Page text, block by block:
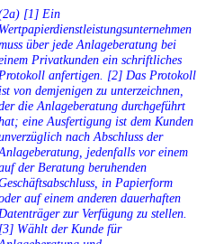
[1] Ein
über jede Anlageberatung bei
Privatkunden ein schriftliches
anfertigen. [2] Das Protokoll
von demjenigen zu unterzeichnen,
die Anlageberatung durchgeführt
eine Ausfertigung ist dem Kunden
nach Abschluss der
jedenfalls vor einem
der Beratung beruhenden
in Papierform
auf einem anderen dauerhaften
zur Verfügung zu stellen.
Wählt der Kunde für